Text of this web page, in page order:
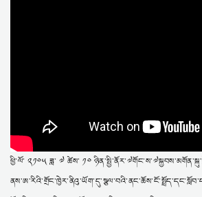
ཕྱི་ལོ་ ༢༡༠༥ ཟླ་ ༧ ཚེས་ ༡༠